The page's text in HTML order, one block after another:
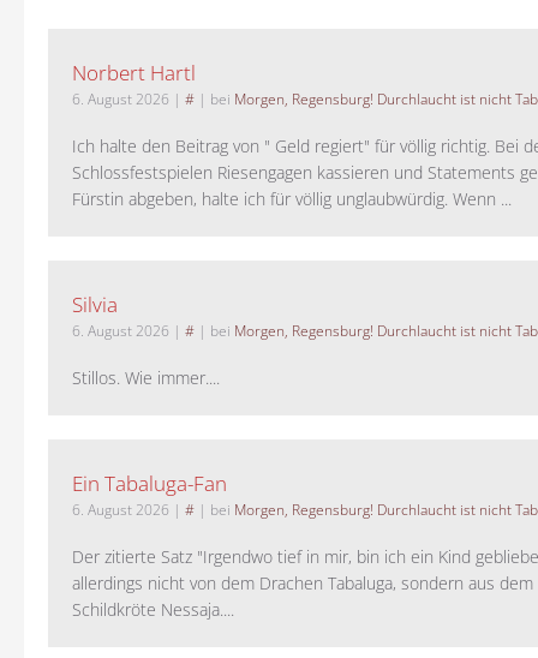
Norbert Hartl
6. August 2026 | # | bei Morgen, Regensburg! Durchlaucht ist nicht
Ich halte den Beitrag von " Geld regiert" für völlig richtig. Bei
Schlossfestspielen Riesengagen kassieren und Statements
Fürstin abgeben, halte ich für völlig unglaubwürdig. Wenn ...
Silvia
6. August 2026 | # | bei Morgen, Regensburg! Durchlaucht ist nicht
Stillos. Wie immer....
Ein Tabaluga-Fan
6. August 2026 | # | bei Morgen, Regensburg! Durchlaucht ist nicht
Der zitierte Satz "Irgendwo tief in mir, bin ich ein Kind
allerdings nicht von dem Drachen Tabaluga, sondern aus
Schildkröte Nessaja....